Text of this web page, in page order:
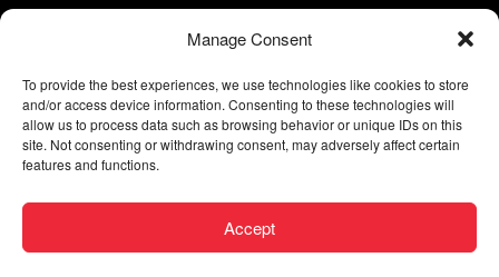
Manage Consent
To provide the best experiences, we use technologies like cookies to store
and/or access device information. Consenting to these technologies will
allow us to process data such as browsing behavior or unique IDs on this
site. Not consenting or withdrawing consent, may adversely affect certain
features and functions.
Accept